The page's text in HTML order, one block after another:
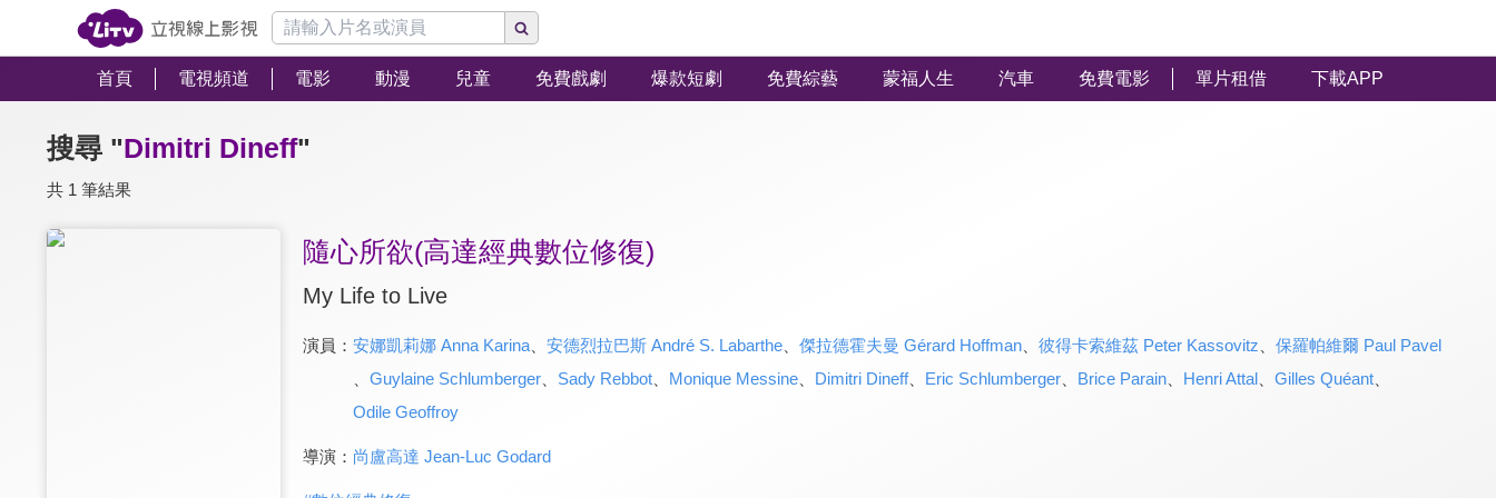
首頁 電視頻道 電影 動漫 兒童 免費戲劇 爆款短劇 免費綜藝 蒙福人生 汽車 免費電影 單片租借 下載APP
搜尋 "Dimitri Dineff"
共 1 筆結果
隨心所欲(高達經典數位修復)
My Life to Live
演員： 安娜凱莉娜 Anna Karina、 安德烈拉巴斯 André S. Labarthe、 傑拉德霍夫曼 Gérard Hoffman、 彼得卡索維茲 Peter Kassovitz
保羅帕維爾 Paul Pavel
Guylaine Schlumberger、 Sady Rebbot、 Monique Messine、 Dimitri Dineff、 Eric Schlumberger、 Brice Parain、 Henri Attal、 Gilles Quéant、
Odile Geoffroy
導演： 尚盧高達 Jean-Luc Godard